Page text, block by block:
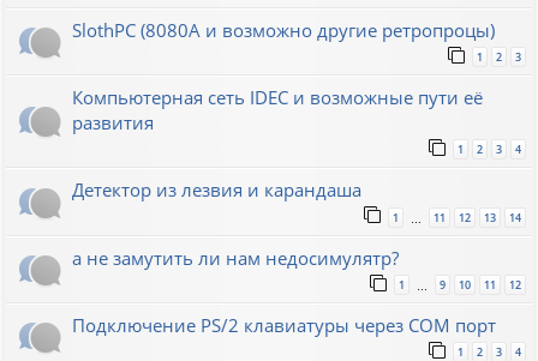
SlothPC (8080A и возможно другие ретропроцы)
1 2 3
Компьютерная сеть IDEC и возможные пути её
развития
1 2 3 4
Детектор из лезвия и карандаша
1 11 12 13 14
а не замутить ли нам недосимулятр?
1 9 10 11 12
Подключение PS/2 клавиатуры через COM порт
1 2 3 4